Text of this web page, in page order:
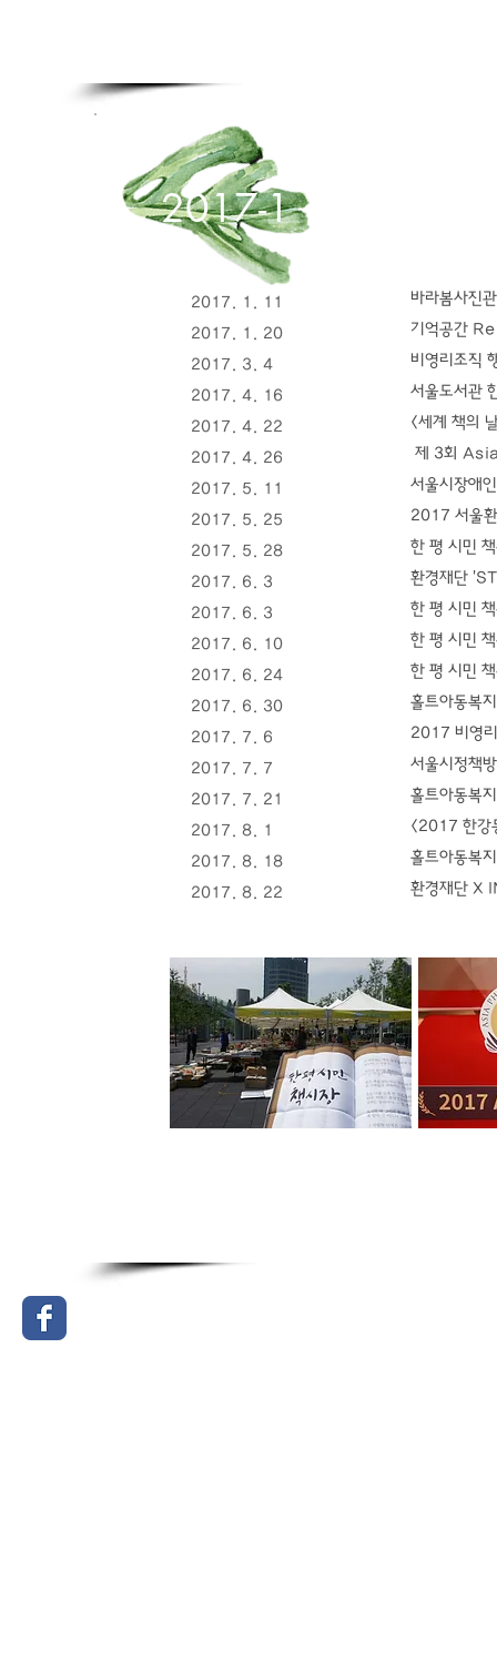
2017. 1. 11
2017. 1. 20
2017. 3. 4
2017. 4. 16
2017. 4. 22
2017. 4. 26
2017. 5. 11
2017. 5. 25
2017. 5. 28
2017. 6. 3​
2017. 6. 3
2017. 6. 10
2017. 6. 24
2017. 6. 30
2017. 7. 6
2017. 7. 7
2017. 7. 21
2017. 8. 1
2017. 8. 18
2017. 8. 22
바라봄사진
기억공간
비영리조직
서울도서관
<세계 책의
제 3회
서울시장애
2017 서울
한 평 시민
환경재단
한 평 시민
한 평 시민
한 평 시민
홀트아동복
2017 비영
서울시정책
홀트아동복
<2017 한강
홀트아동복
환경재단 X
2017-1